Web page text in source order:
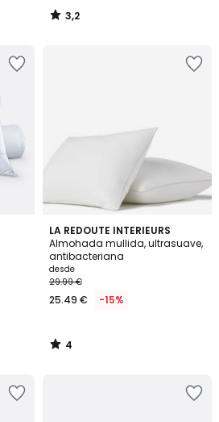
3,2
/
LA REDOUTE INTERIEURS
Almohada mullida, ultrasuave,
antibacteriana
desde
29.99 €
25.49 € -15%
4
/
5
4
/